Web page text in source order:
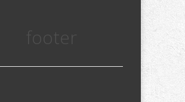
footer